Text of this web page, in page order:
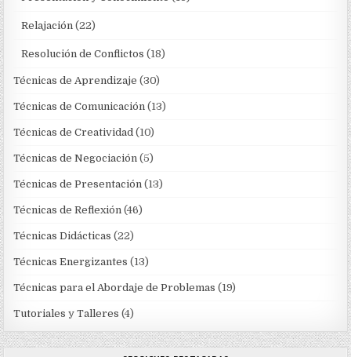
Relajación (22)
Resolución de Conflictos (18)
Técnicas de Aprendizaje (30)
Técnicas de Comunicación (13)
Técnicas de Creatividad (10)
Técnicas de Negociación (5)
Técnicas de Presentación (13)
Técnicas de Reflexión (46)
Técnicas Didácticas (22)
Técnicas Energizantes (13)
Técnicas para el Abordaje de Problemas (19)
Tutoriales y Talleres (4)